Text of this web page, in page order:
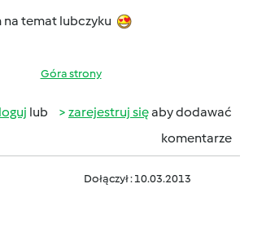
na temat lubczyku
Góra strony
lub zarejestruj sięaby dodawać
komentarze
Dołączył : 10.03.2013